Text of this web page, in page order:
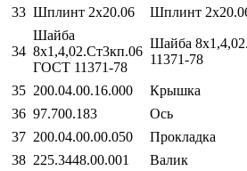
33 Шплинт 2х20.06 Шплинт
34
Шайба
8х1,4,02.Ст3кп.06
ГОСТ 11371-78
Шайба
11371-78
35 200.04.00.16.000
Крышка
36 97.700.183
Ось
37 200.04.00.00.050
Прокладка
38 225.3448.00.001
Валик